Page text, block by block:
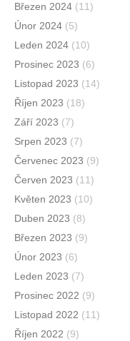
Březen 2024 (11)
Únor 2024 (5)
Leden 2024 (10)
Prosinec 2023 (6)
Listopad 2023 (14)
Říjen 2023 (18)
Září 2023 (7)
Srpen 2023 (7)
Červenec 2023 (9)
Červen 2023 (11)
Květen 2023 (10)
Duben 2023 (8)
Březen 2023 (9)
Únor 2023 (6)
Leden 2023 (7)
Prosinec 2022 (9)
Listopad 2022 (11)
Říjen 2022 (9)